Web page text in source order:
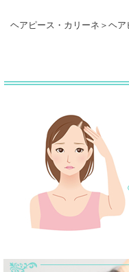
ヘアピース・カリーネ ＞ヘ